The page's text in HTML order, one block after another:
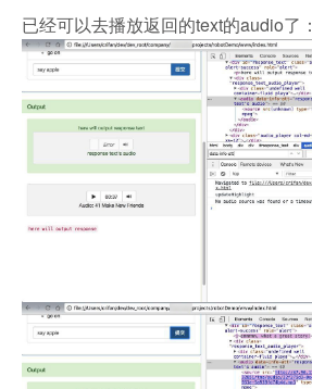
已经可以去播放返回的text的audio了：